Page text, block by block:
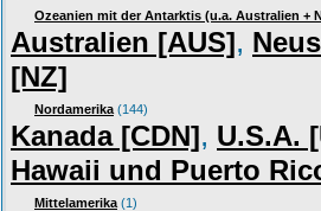
Ozeanien mit der Antarktis (u.a. Australien +
Australien [AUS],
[NZ]
Nordamerika (144)
Kanada [CDN], U.S.A.
Hawaii und Puerto
Mittelamerika (1)